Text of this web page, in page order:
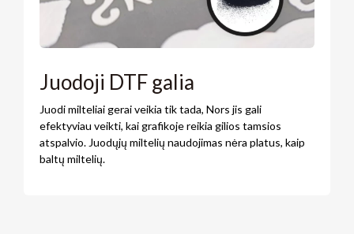
Juodoji DTF galia
Juodi milteliai gerai veikia tik tada, Nors jis gali
efektyviau veikti, kai grafikoje reikia gilios tamsios
atspalvio. Juodųjų miltelių naudojimas nėra platus, kaip
baltų miltelių.